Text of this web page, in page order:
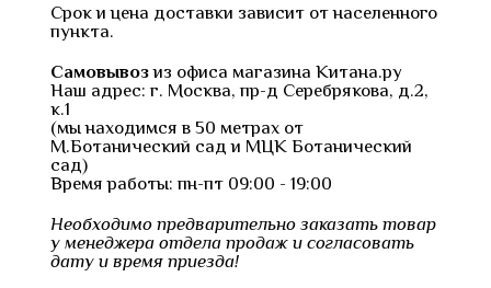
Срок и цена доставки зависит от населенного
пункта.
Самовывозиз офиса магазина Китана.ру
Наш адрес: г. Москва, пр-д Серебрякова, д.2,
к.1
(мы находимся в 50 метрах от
М.Ботанический сад и МЦК Ботанический
сад)
Время работы: пн-пт 09:00 - 19:00
Необходимо предварительно заказать товар
у менеджера отдела продаж и согласовать
дату и время приезда!